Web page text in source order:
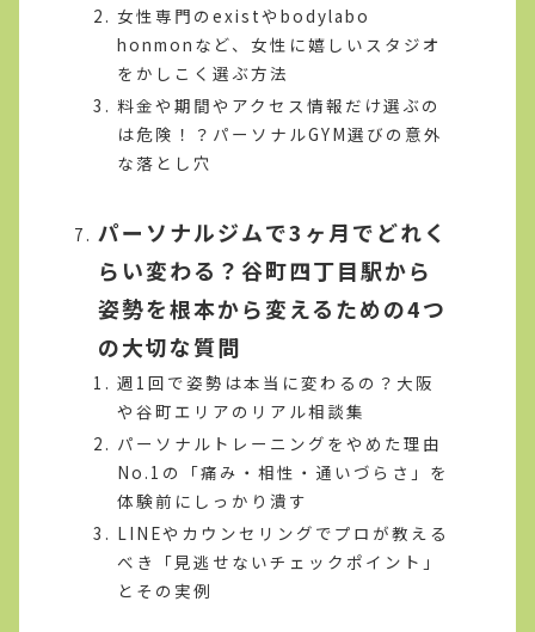
女性専門のexistやbodylabo
honmonなど、女性に嬉しいスタジオ
をかしこく選ぶ方法
料金や期間やアクセス情報だけ選ぶの
は危険！？パーソナルGYM選びの意外
な落とし穴
パーソナルジムで3ヶ月でどれく
らい変わる？谷町四丁目駅から
姿勢を根本から変えるための4つ
の大切な質問
週1回で姿勢は本当に変わるの？大阪
や谷町エリアのリアル相談集
パーソナルトレーニングをやめた理由
No.1の「痛み・相性・通いづらさ」を
体験前にしっかり潰す
LINEやカウンセリングでプロが教える
べき「見逃せないチェックポイント」
とその実例